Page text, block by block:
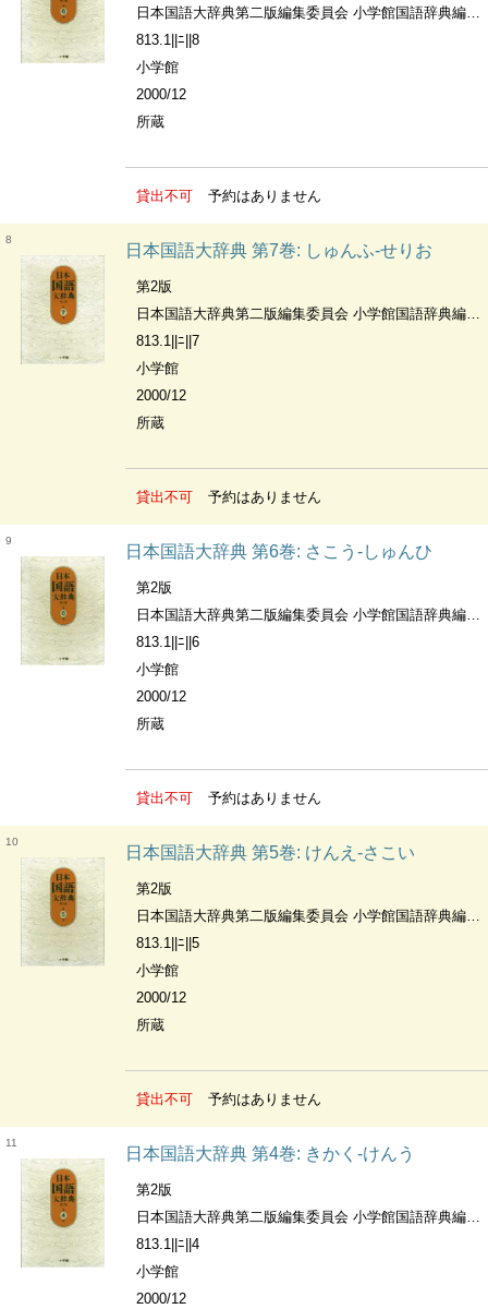
日本国語大辞典第二版編集委員会 小学館国語辞典編集部編
813.1||ﾆ||8
小学館
2000/12
所蔵
貸出不可 予約はありません
8
日本国語大辞典 第7巻: しゅんふ-せりお
第2版
日本国語大辞典第二版編集委員会 小学館国語辞典編集部編
813.1||ﾆ||7
小学館
2000/12
所蔵
貸出不可 予約はありません
9
日本国語大辞典 第6巻: さこう-しゅんひ
第2版
日本国語大辞典第二版編集委員会 小学館国語辞典編集部編
813.1||ﾆ||6
小学館
2000/12
所蔵
貸出不可 予約はありません
10
日本国語大辞典 第5巻: けんえ-さこい
第2版
日本国語大辞典第二版編集委員会 小学館国語辞典編集部編
813.1||ﾆ||5
小学館
2000/12
所蔵
貸出不可 予約はありません
11
日本国語大辞典 第4巻: きかく-けんう
第2版
日本国語大辞典第二版編集委員会 小学館国語辞典編集部編
813.1||ﾆ||4
小学館
2000/12